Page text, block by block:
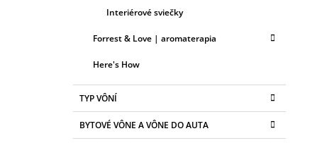
Interiérové sviečky
Forrest & Love | aromaterapia
Here's How
TYP VÔNÍ
BYTOVÉ VÔNE A VÔNE DO AUTA